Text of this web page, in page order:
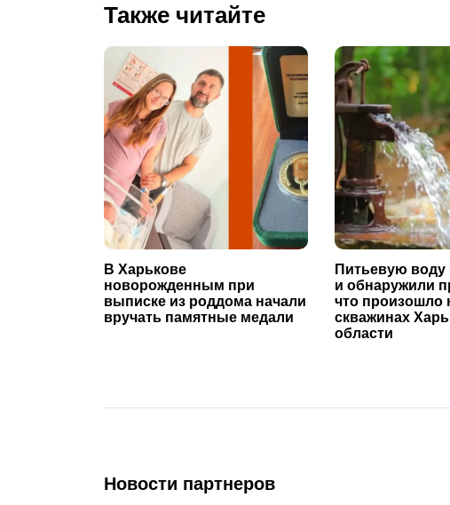
Также читайте
В Харькове
новорожденным при
выписке из роддома начали
вручать памятные медали
Питьевую воду
и обнаружили
что произошло
скважинах
области
Новости партнеров